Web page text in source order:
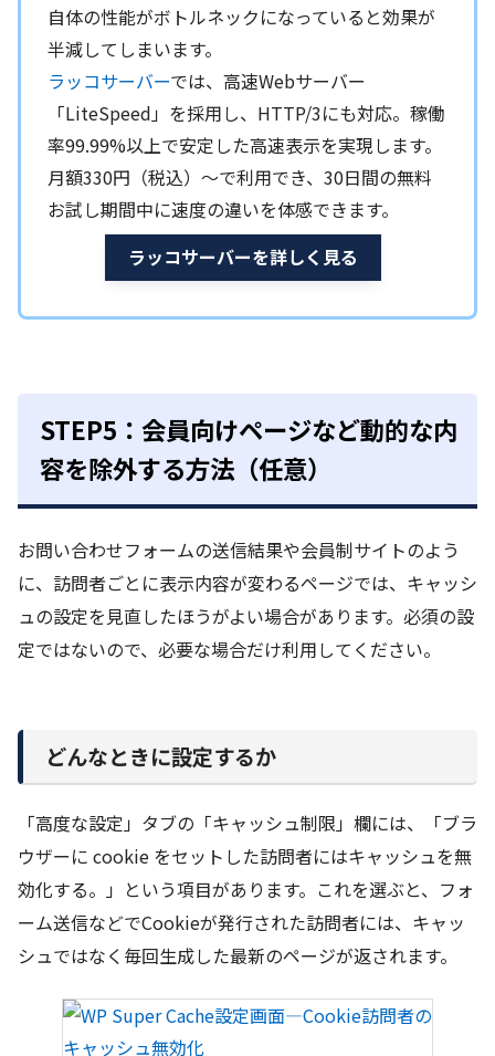
自体の性能がボトルネックになっていると効果が
半減してしまいます。
ラッコサーバーでは、高速Webサーバー
「LiteSpeed」を採用し、HTTP/3にも対応。稼働
率99.99%以上で安定した高速表示を実現します。
月額330円（税込）〜で利用でき、30日間の無料
お試し期間中に速度の違いを体感できます。
ラッコサーバーを詳しく見る
STEP5：会員向けページなど動的な内
容を除外する方法（任意）
お問い合わせフォームの送信結果や会員制サイトのよう
に、訪問者ごとに表示内容が変わるページでは、キャッシ
ュの設定を見直したほうがよい場合があります。必須の設
定ではないので、必要な場合だけ利用してください。
どんなときに設定するか
「高度な設定」タブの「キャッシュ制限」欄には、「ブラ
ウザーに cookie をセットした訪問者にはキャッシュを無
効化する。」という項目があります。これを選ぶと、フォ
ーム送信などでCookieが発行された訪問者には、キャッ
シュではなく毎回生成した最新のページが返されます。